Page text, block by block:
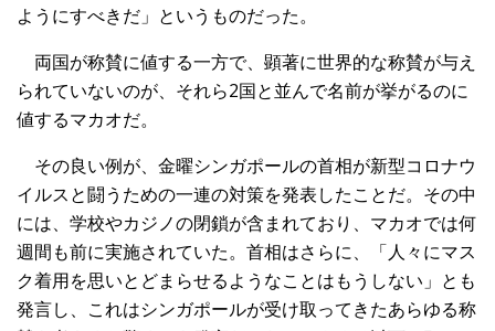
ようにすべきだ」というものだった。
両国が称賛に値する一方で、顕著に世界的な称賛が与え
られていないのが、それら2国と並んで名前が挙がるのに
値するマカオだ。
その良い例が、金曜シンガポールの首相が新型コロナウ
イルスと闘うための一連の対策を発表したことだ。その中
には、学校やカジノの閉鎖が含まれており、マカオでは何
週間も前に実施されていた。首相はさらに、「人々にマス
ク着用を思いとどまらせるようなことはもうしない」とも
発言し、これはシンガポールが受け取ってきたあらゆる称